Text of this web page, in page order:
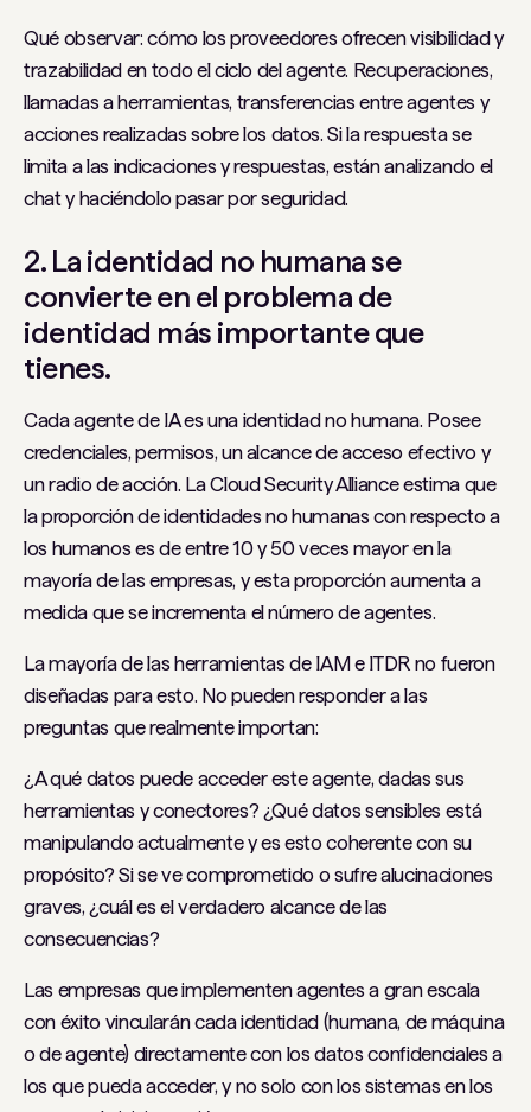
Qué observar: cómo los proveedores ofrecen visibilidad y
trazabilidad en todo el ciclo del agente. Recuperaciones,
llamadas a herramientas, transferencias entre agentes y
acciones realizadas sobre los datos. Si la respuesta se
limita a las indicaciones y respuestas, están analizando el
chat y haciéndolo pasar por seguridad.
2. La identidad no humana se
convierte en el problema de
identidad más importante que
tienes.
Cada agente de IA es una identidad no humana. Posee
credenciales, permisos, un alcance de acceso efectivo y
un radio de acción. La Cloud Security Alliance estima que
la proporción de identidades no humanas con respecto a
los humanos es de entre 10 y 50 veces mayor en la
mayoría de las empresas, y esta proporción aumenta a
medida que se incrementa el número de agentes.
La mayoría de las herramientas de IAM e ITDR no fueron
diseñadas para esto. No pueden responder a las
preguntas que realmente importan:
¿A qué datos puede acceder este agente, dadas sus
herramientas y conectores? ¿Qué datos sensibles está
manipulando actualmente y es esto coherente con su
propósito? Si se ve comprometido o sufre alucinaciones
graves, ¿cuál es el verdadero alcance de las
consecuencias?
Las empresas que implementen agentes a gran escala
con éxito vincularán cada identidad (humana, de máquina
o de agente) directamente con los datos confidenciales a
los que pueda acceder, y no solo con los sistemas en los